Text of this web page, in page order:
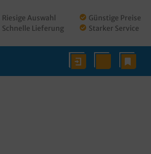
Riesige Auswahl
Schnelle Lieferung
Günstige Preise
Starker Service